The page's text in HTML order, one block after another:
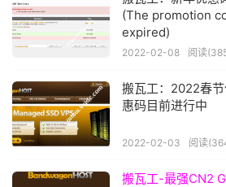
(The promotion
expired)
2022-02-08 阅读
搬瓦工：2022春
惠码目前进行中
2022-02-03 阅读
搬瓦工-最强CN2